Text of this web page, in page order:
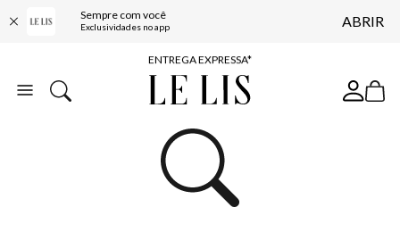
Sempre com você
Exclusividades no app ABRIR
COMPRE ONLINE E RETIRE EM LOJA*
ENTREGA EXPRESSA*
FRETE GRÁTIS*
10% OFF NA PRIMEIRA COMPRA*